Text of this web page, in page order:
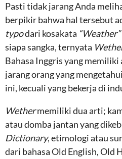
Pasti tidak jarang Anda
berpikir bahwa hal tersebut
typodari kosakata “Weather”
siapa sangka, ternyata
Bahasa Inggris yang
jarang orang yang
ini, kecuali yang bekerja di
Wethermemiliki dua arti;
atau domba jantan yang
Dictionary, etimologi atau
dari bahasa Old English, Old